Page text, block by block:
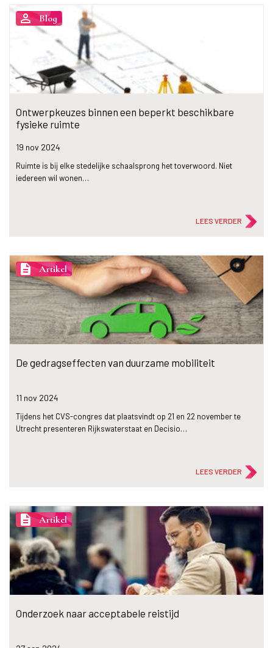
person_outline Blog
Ontwerpkeuzes binnen een beperkt beschikbare
fysieke ruimte
19 nov 2024
Ruimte is bij elke stedelijke schaalsprong het toverwoord. Niet
iedereen wil wonen…
LEES VERDER
description Artikel
De gedragseffecten van duurzame mobiliteit
11 nov 2024
Tijdens het CVS-congres dat plaatsvindt op 21 en 22 november te
Utrecht presenteren Rijkswaterstaat en Decisio…
LEES VERDER
description Artikel
Onderzoek naar acceptabele reistijd